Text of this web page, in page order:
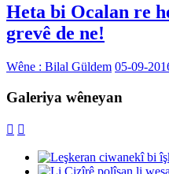
Heta bi Ocalan re
grevê de ne!
Wêne : Bilal Güldem 05-09-
Galeriya wêneyan
 